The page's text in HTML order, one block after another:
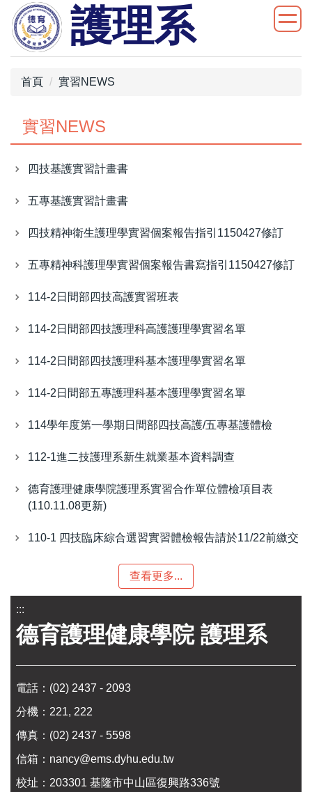
跳
到
主
要
護理系
首頁 實習NEWS
實習NEWS
四技基護實習計畫書
五專基護實習計畫書
四技精神衛生護理學實習個案報告指引1150427修訂
五專精神科護理學實習個案報告書寫指引1150427修訂
114-2日間部四技高護實習班表
114-2日間部四技護理科高護護理學實習名單
114-2日間部四技護理科基本護理學實習名單
114-2日間部五專護理科基本護理學實習名單
114學年度第一學期日間部四技高護/五專基護體檢
112-1進二技護理系新生就業基本資料調查
德育護理健康學院護理系實習合作單位體檢項目表
(110.11.08更新)
110-1 四技臨床綜合選習實習體檢報告請於11/22前繳交
查看更多...
:::
德育護理健康學院 護理系
電話： (02) 2437 - 2093
分機：221, 222
傳真：(02) 2437 - 5598
信箱： nancy@ems.dyhu.edu.tw
校址： 203301 基隆市中山區復興路336號